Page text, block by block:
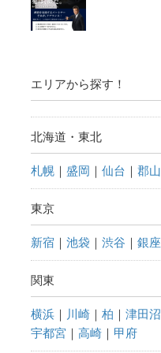
エリアから探す！
北海道・東北
札幌 ｜盛岡 ｜仙台 ｜郡山
東京
新宿 ｜池袋 ｜渋谷 ｜銀座
関東
横浜 ｜ 川崎 ｜柏 ｜津田沼
宇都宮 ｜高崎 ｜ 甲府